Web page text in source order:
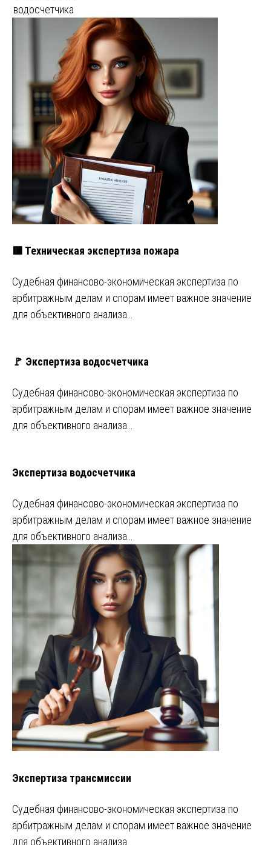
водосчетчика
🟥 Техническая экспертиза пожара
Судебная финансово-экономическая экспертиза по
арбитражным делам и спорам имеет важное значение
для объективного анализа…
🚩 Экспертиза водосчетчика
Судебная финансово-экономическая экспертиза по
арбитражным делам и спорам имеет важное значение
для объективного анализа…
Экспертиза водосчетчика
Судебная финансово-экономическая экспертиза по
арбитражным делам и спорам имеет важное значение
для объективного анализа…
Экспертиза трансмиссии
Судебная финансово-экономическая экспертиза по
арбитражным делам и спорам имеет важное значение
для объективного анализа…